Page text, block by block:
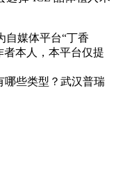
自媒体平台“丁香
者本人，本平台仅提
哪些类型？武汉普瑞